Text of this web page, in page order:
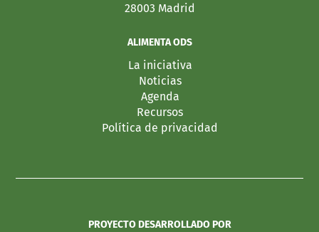
28003 Madrid
ALIMENTA ODS
La iniciativa
Noticias
Agenda
Recursos
Política de privacidad
PROYECTO DESARROLLADO POR